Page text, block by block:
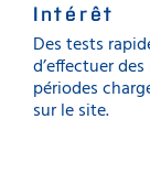
Intérêt
Des tests
d’effectuer
périodes
sur le site.